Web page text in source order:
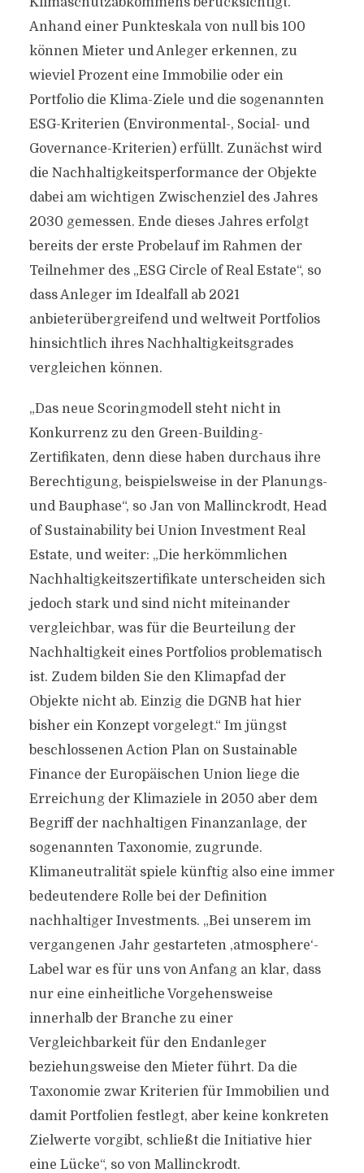
Anhand einer Punkteskala von null bis 100
können Mieter und Anleger erkennen, zu
wieviel Prozent eine Immobilie oder ein
Portfolio die Klima-Ziele und die sogenannten
ESG-Kriterien (Environmental-, Social- und
Governance-Kriterien) erfüllt. Zunächst wird
die Nachhaltigkeitsperformance der Objekte
dabei am wichtigen Zwischenziel des Jahres
2030 gemessen. Ende dieses Jahres erfolgt
bereits der erste Probelauf im Rahmen der
Teilnehmer des „ESG Circle of Real Estate“, so
dass Anleger im Idealfall ab 2021
anbieterübergreifend und weltweit Portfolios
hinsichtlich ihres Nachhaltigkeitsgrades
vergleichen können.
„Das neue Scoringmodell steht nicht in
Konkurrenz zu den Green-Building-
Zertifikaten, denn diese haben durchaus ihre
Berechtigung, beispielsweise in der Planungs-
und Bauphase“, so Jan von Mallinckrodt, Head
of Sustainability bei Union Investment Real
Estate, und weiter: „Die herkömmlichen
Nachhaltigkeitszertifikate unterscheiden sich
jedoch stark und sind nicht miteinander
vergleichbar, was für die Beurteilung der
Nachhaltigkeit eines Portfolios problematisch
ist. Zudem bilden Sie den Klimapfad der
Objekte nicht ab. Einzig die DGNB hat hier
bisher ein Konzept vorgelegt.“ Im jüngst
beschlossenen Action Plan on Sustainable
Finance der Europäischen Union liege die
Erreichung der Klimaziele in 2050 aber dem
Begriff der nachhaltigen Finanzanlage, der
sogenannten Taxonomie, zugrunde.
Klimaneutralität spiele künftig also eine immer
bedeutendere Rolle bei der Definition
nachhaltiger Investments. „Bei unserem im
vergangenen Jahr gestarteten ,atmosphere‘-
Label war es für uns von Anfang an klar, dass
nur eine einheitliche Vorgehensweise
innerhalb der Branche zu einer
Vergleichbarkeit für den Endanleger
beziehungsweise den Mieter führt. Da die
Taxonomie zwar Kriterien für Immobilien und
damit Portfolien festlegt, aber keine konkreten
Zielwerte vorgibt, schließt die Initiative hier
eine Lücke“, so von Mallinckrodt.